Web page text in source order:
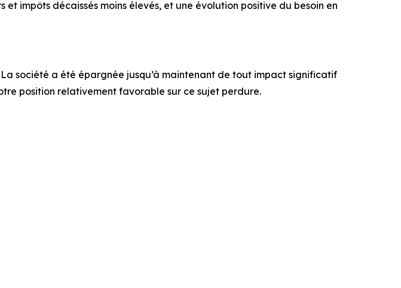
et impôts décaissés moins élevés, et une évolution positive du besoin en
société a été épargnée jusqu’à maintenant de tout impact significatif
position relativement favorable sur ce sujet perdure.